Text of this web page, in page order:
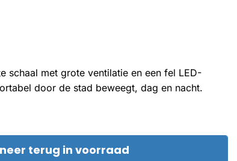
schaal met grote ventilatie en een fel LED-
door de stad beweegt, dag en nacht.
terug in voorraad